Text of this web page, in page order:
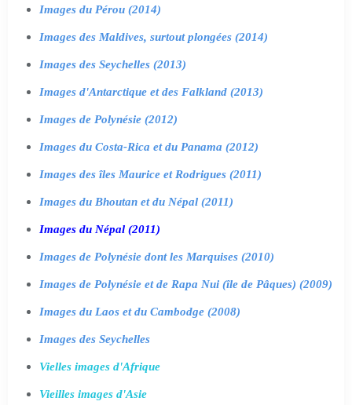
Images du Pérou (2014)
Images des Maldives, surtout plongées (2014)
Images des Seychelles (2013)
Images d'Antarctique et des Falkland (2013)
Images de Polynésie (2012)
Images du Costa-Rica et du Panama (2012)
Images des îles Maurice et Rodrigues (2011)
Images du Bhoutan et du Népal (2011)
Images du Népal (2011)
Images de Polynésie dont les Marquises (2010)
Images de Polynésie et de Rapa Nui (île de Pâques) (2009)
Images du Laos et du Cambodge (2008)
Images des Seychelles
Vielles images d'Afrique
Vieilles images d'Asie